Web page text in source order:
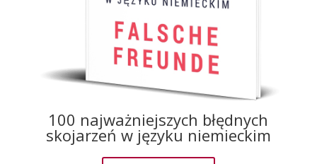
100 najważniejszych błędnych
skojarzeń w języku niemieckim